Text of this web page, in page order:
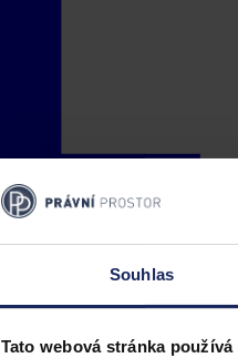
Souhlas
Tato webová stránka používá